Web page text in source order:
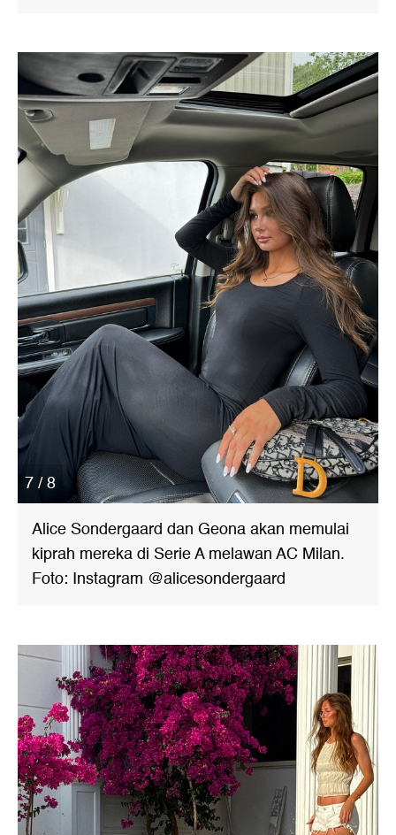
7 / 8
Alice Sondergaard dan Geona akan memulai
kiprah mereka di Serie A melawan AC Milan.
Foto: Instagram @alicesondergaard